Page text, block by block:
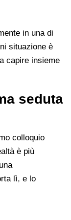
in una di
situazione è
capire insieme
seduta
colloquio
è più
lì, e lo